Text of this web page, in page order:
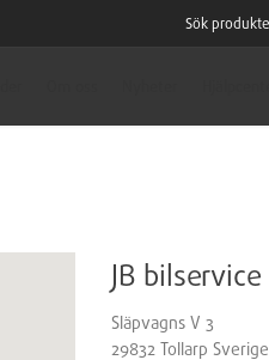
JB bilservice
Släpvagns V 3
29832 Tollarp Sverige